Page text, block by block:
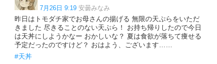
7月26日 9:19 安曇みなみ
昨日はトモダチ家でお母さんの揚げる 無限の天ぷらをいただ
きました 尽きることのない天ぷら！ お持ち帰りしたので今日
は天丼にしようかなー おかしいな？ 夏は食欲が落ちて痩せる
予定だったのですけど？ おはよう、ございます……
#天丼